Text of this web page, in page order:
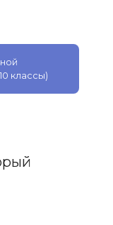
классы)